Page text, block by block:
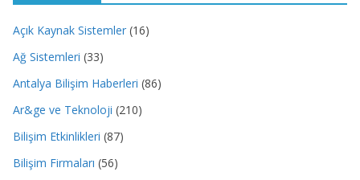
Açık Kaynak Sistemler (16)
Ağ Sistemleri (33)
Antalya Bilişim Haberleri (86)
Ar&ge ve Teknoloji (210)
Bilişim Etkinlikleri (87)
Bilişim Firmaları (56)